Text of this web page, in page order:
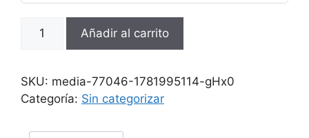
Añadir al carrito
SKU: media-77046-1781995114-gHx0
Categoría: Sin categorizar